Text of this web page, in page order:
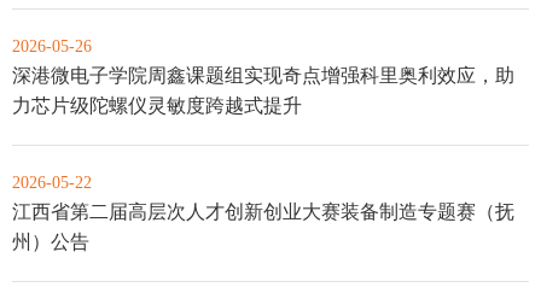
2026-05-26
深港微电子学院周鑫课题组实现奇点增强科里奥利效应，助
力芯片级陀螺仪灵敏度跨越式提升
2026-05-22
江西省第二届高层次人才创新创业大赛装备制造专题赛（抚
州）公告